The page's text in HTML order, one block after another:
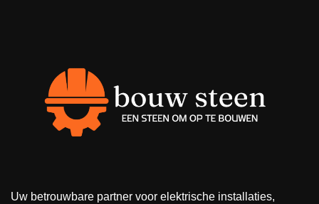
Uw betrouwbare partner voor elektrische installaties,